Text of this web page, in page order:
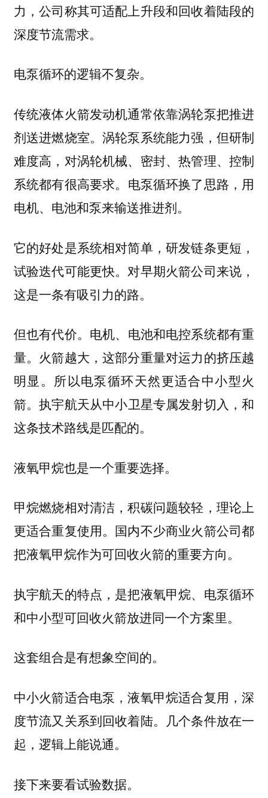
力，公司称其可适配上升段和回收着陆段的
深度节流需求。
电泵循环的逻辑不复杂。
传统液体火箭发动机通常依靠涡轮泵把推进
剂送进燃烧室。涡轮泵系统能力强，但研制
难度高，对涡轮机械、密封、热管理、控制
系统都有很高要求。 电泵循环换了思路，用
电机、电池和泵来输送推进剂。
它的好处是系统相对简单，研发链条更短，
试验迭代可能更快。对早期火箭公司来说，
这是一条有吸引力的路。
但也有代价。 电机、电池和电控系统都有重
量。火箭越大，这部分重量对运力的挤压越
明显。所以电泵循环天然更适合中小型火
箭。执宇航天从中小卫星专属发射切入，和
这条技术路线是匹配的。
液氧甲烷也是一个重要选择。
甲烷燃烧相对清洁，积碳问题较轻，理论上
更适合重复使用。国内不少商业火箭公司都
把液氧甲烷作为可回收火箭的重要方向。
执宇航天的特点，是把液氧甲烷、电泵循环
和中小型可回收火箭放进同一个方案里。
这套组合是有想象空间的。
中小火箭适合电泵，液氧甲烷适合复用，深
度节流又关系到回收着陆。几个条件放在一
起，逻辑上能说通。
接下来要看试验数据。